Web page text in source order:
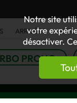
Notre site
votre
désactiver.
ARRIVÉES
PRONO